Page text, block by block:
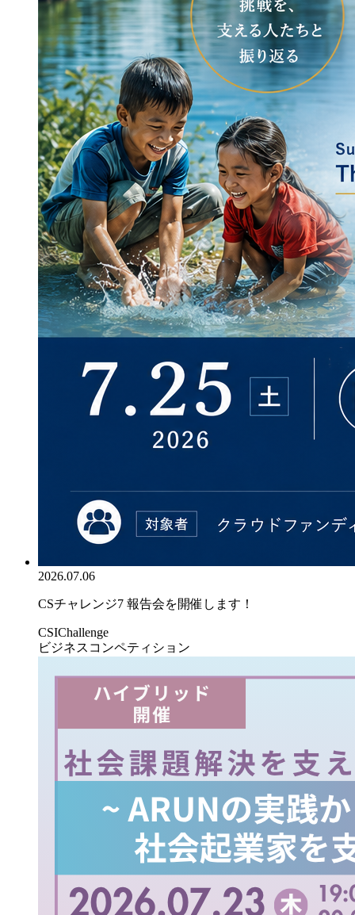
2026.07.06
CSチャレンジ7 報告会を開催します！
CSIChallenge
ビジネスコンペティション